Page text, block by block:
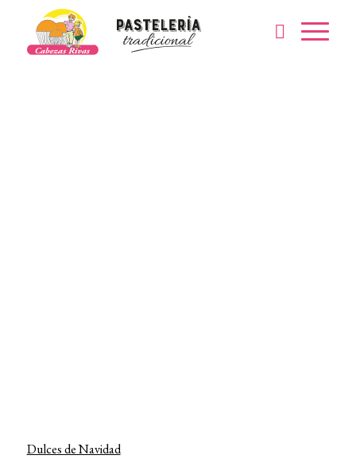
Dulces de Navidad